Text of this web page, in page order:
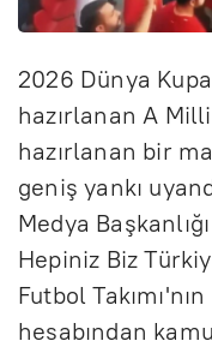
2026 Dünya
hazırlanan A
hazırlanan bir
geniş yankı
Medya
Hepiniz Biz
Futbol
hesabından